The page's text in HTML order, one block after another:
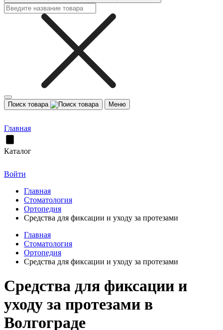
Поиск товара Меню
Главная
Каталог
Войти
Главная
Стоматология
Ортопедия
Cредства для фиксации и уходу за протезами
Главная
Стоматология
Ортопедия
Cредства для фиксации и уходу за протезами
Cредства для фиксации и
уходу за протезами в
Волгограде